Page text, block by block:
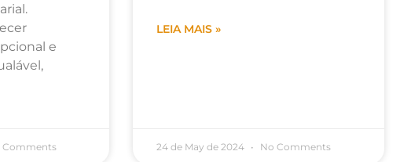
e
Comments
LEIA MAIS »
24 de May de 2024 No Comments